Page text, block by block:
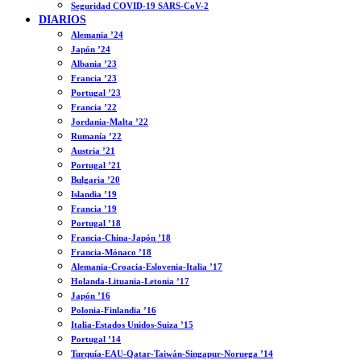
Seguridad COVID-19 SARS-CoV-2
DIARIOS
Alemania ’24
Japón ’24
Albania ’23
Francia ’23
Portugal ’23
Francia ’22
Jordania-Malta ’22
Rumanía ’22
Austria ’21
Portugal ’21
Bulgaria ’20
Islandia ’19
Francia ’19
Portugal ’18
Francia-China-Japón ’18
Francia-Mónaco ’18
Alemania-Croacia-Eslovenia-Italia ’17
Holanda-Lituania-Letonia ’17
Japón ’16
Polonia-Finlandia ’16
Italia-Estados Unidos-Suiza ’15
Portugal ’14
Turquía-EAU-Qatar-Taiwán-Singapur-Noruega ’14